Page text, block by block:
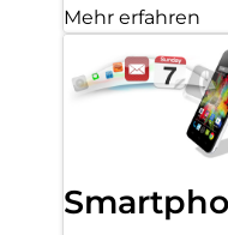
Mehr erfahren